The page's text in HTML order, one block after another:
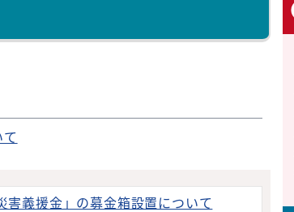
て
害義援金」の募金箱設置について